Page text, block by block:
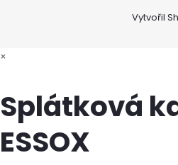
Vytvořil
×
Splátková
ESSOX